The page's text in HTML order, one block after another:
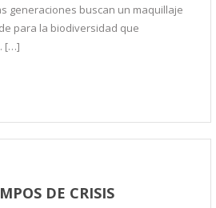
generaciones buscan un maquillaje
para la biodiversidad que
[…]
DE CRISIS